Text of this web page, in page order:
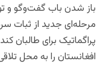
باز شدن باب گفت‌وگو و
مرحله‌ای جدید از ثبات
پراگماتیک برای
افغانستان را به محل